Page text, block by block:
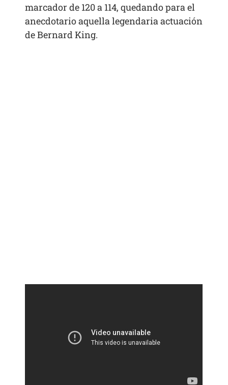
marcador de 120 a 114, quedando para el
anecdotario aquella legendaria actuación
de Bernard King.